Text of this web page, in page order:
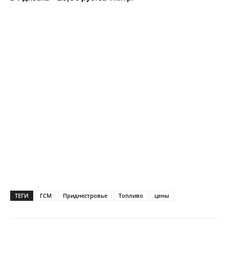
ТЕГИ ГСМ Приднестровье Топливо цены